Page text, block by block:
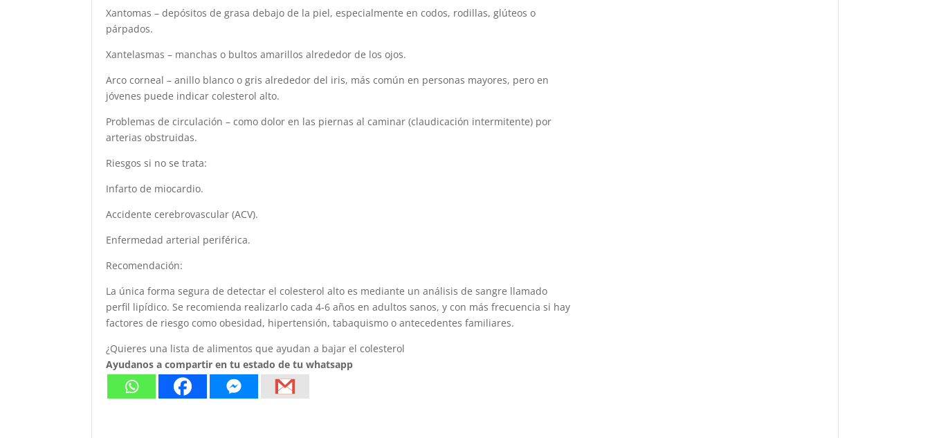
Xantomas – depósitos de grasa debajo de la piel, especialmente en codos, rodillas, glúteos o
párpados.
Xantelasmas – manchas o bultos amarillos alrededor de los ojos.
Arco corneal – anillo blanco o gris alrededor del iris, más común en personas mayores, pero en
jóvenes puede indicar colesterol alto.
Problemas de circulación – como dolor en las piernas al caminar (claudicación intermitente) por
arterias obstruidas.
Riesgos si no se trata:
Infarto de miocardio.
Accidente cerebrovascular (ACV).
Enfermedad arterial periférica.
Recomendación:
La única forma segura de detectar el colesterol alto es mediante un análisis de sangre llamado
perfil lipídico. Se recomienda realizarlo cada 4-6 años en adultos sanos, y con más frecuencia si hay
factores de riesgo como obesidad, hipertensión, tabaquismo o antecedentes familiares.
¿Quieres una lista de alimentos que ayudan a bajar el colesterol
Ayudanos a compartir en tu estado de tu whatsapp